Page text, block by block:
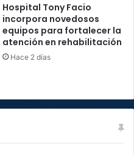
Hospital Tony Facio
incorpora novedosos
equipos para fortalecer la
atención en rehabilitación
Hace 2 días